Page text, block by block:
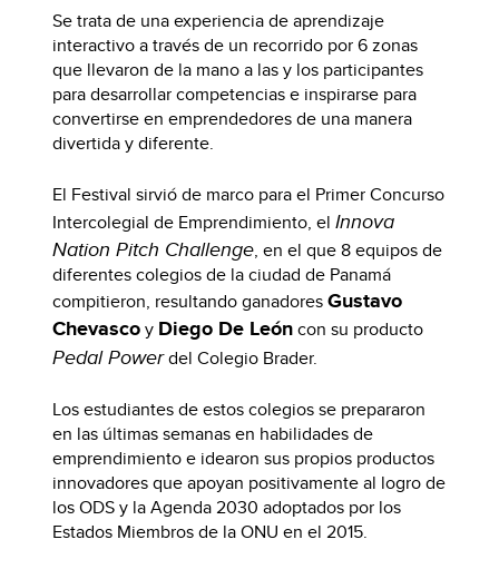
Se trata de una experiencia de aprendizaje
interactivo a través de un recorrido por 6 zonas
que llevaron de la mano a las y los participantes
para desarrollar competencias e inspirarse para
convertirse en emprendedores de una manera
divertida y diferente.
El Festival sirvió de marco para el Primer Concurso
Intercolegial de Emprendimiento, elInnova
Nation Pitch Challenge, en el que 8 equipos de
diferentes colegios de la ciudad de Panamá
compitieron, resultando ganadoresGustavo
Chevascoy Diego De Leóncon su producto
Pedal Powerdel Colegio Brader.
Los estudiantes de estos colegios se prepararon
en las últimas semanas en habilidades de
emprendimiento e idearon sus propios productos
innovadores que apoyan positivamente al logro de
los ODS y la Agenda 2030 adoptados por los
Estados Miembros de la ONU en el 2015.